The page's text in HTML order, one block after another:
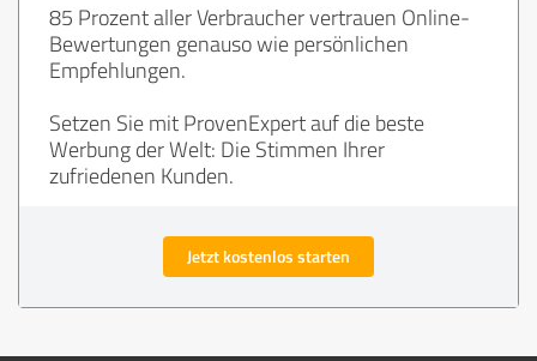
85 Prozent aller Verbraucher vertrauen Online-
Bewertungen genauso wie persönlichen
Empfehlungen.
Setzen Sie mit ProvenExpert auf die beste
Werbung der Welt: Die Stimmen Ihrer
zufriedenen Kunden.
Jetzt kostenlos starten